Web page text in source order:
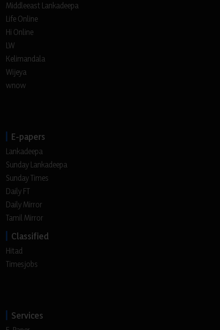
Middleeast Lankadeepa
Life Online
Hi Online
LW
Kelimandala
Wijeya
wnow
E-papers
Lankadeepa
Sunday Lankadeepa
Sunday Times
Daily FT
Daily Mirror
Tamil Mirror
Classified
Hitad
Timesjobs
Services